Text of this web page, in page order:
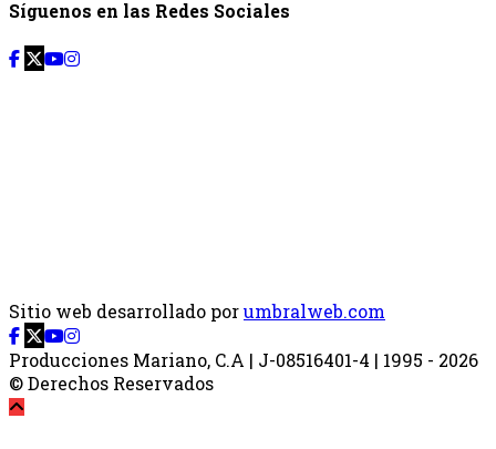
Síguenos en las Redes Sociales
Sitio web desarrollado porumbralweb.com
Producciones Mariano, C.A | J-08516401-4 | 1995 - 2026
© Derechos Reservados